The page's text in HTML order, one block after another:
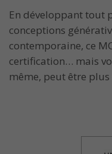
En développant tout
conceptions
contemporaine, ce
certification… mais
même, peut être plus